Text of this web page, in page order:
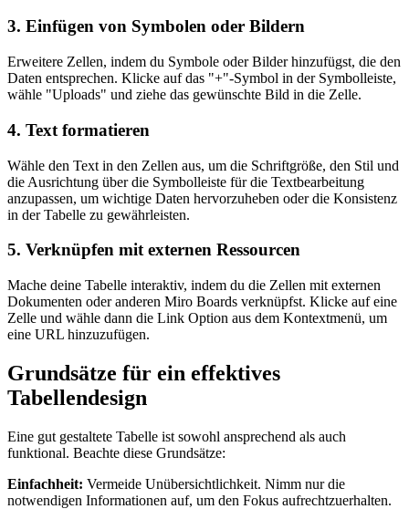
3. Einfügen von Symbolen oder Bildern
Erweitere Zellen, indem du Symbole oder Bilder hinzufügst, die den
Daten entsprechen. Klicke auf das "+"-Symbol in der Symbolleiste,
wähle "Uploads" und ziehe das gewünschte Bild in die Zelle.
4. Text formatieren
Wähle den Text in den Zellen aus, um die Schriftgröße, den Stil und
die Ausrichtung über die Symbolleiste für die Textbearbeitung
anzupassen, um wichtige Daten hervorzuheben oder die Konsistenz
in der Tabelle zu gewährleisten.
5. Verknüpfen mit externen Ressourcen
Mache deine Tabelle interaktiv, indem du die Zellen mit externen
Dokumenten oder anderen Miro Boards verknüpfst. Klicke auf eine
Zelle und wähle dann die Link Option aus dem Kontextmenü, um
eine URL hinzuzufügen.
Grundsätze für ein effektives
Tabellendesign
Eine gut gestaltete Tabelle ist sowohl ansprechend als auch
funktional. Beachte diese Grundsätze:
Einfachheit: Vermeide Unübersichtlichkeit. Nimm nur die
notwendigen Informationen auf, um den Fokus aufrechtzuerhalten.